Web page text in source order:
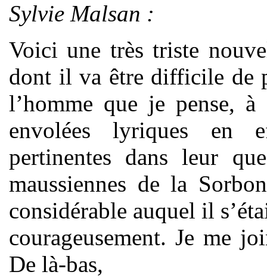
Sylvie Malsan :
Voici une très triste
dont il va être difficile de
l’homme que je pense,
envolées lyriques en
pertinentes dans leur
maussiennes de la
considérable auquel il
courageusement. Je me
De là-bas,